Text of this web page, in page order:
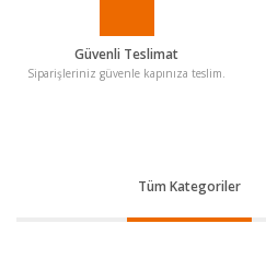
Güvenli Teslimat
Siparişleriniz güvenle kapınıza teslim.
Tüm Kategoriler